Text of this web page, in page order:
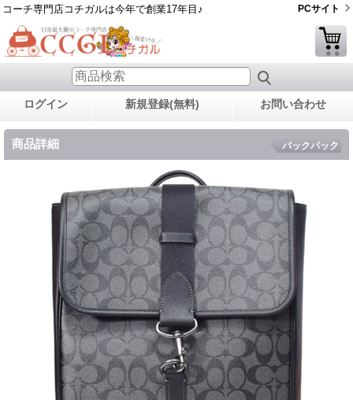
コーチ専門店コチガルは今年で創業17年目♪ PCサイト
ログイン 新規登録(無料) お問い合わせ
商品詳細 バックパック